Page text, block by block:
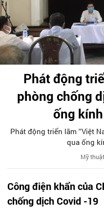
Phát động
phòng chống
ống
Phát động triển lãm ''Việt
qua ống
Mỹ
Công điện khẩn của
chống dịch Covid -19